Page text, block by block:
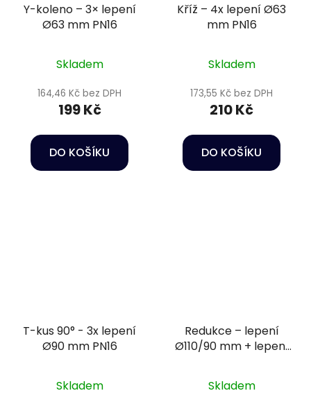
Y-koleno – 3× lepení
Ø63 mm PN16
Skladem
164,46 Kč bez DPH
199 Kč
DO KOŠÍKU
Kříž – 4x lepení Ø63
mm PN16
Skladem
173,55 Kč bez DPH
210 Kč
DO KOŠÍKU
T-kus 90° - 3x lepení
Ø90 mm PN16
Skladem
Redukce – lepení
Ø110/90 mm + lepení
Skladem